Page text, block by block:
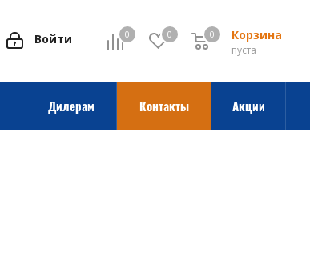
0 0 Корзина
0
пуста
0
Войти
Дилерам Контакты Акции